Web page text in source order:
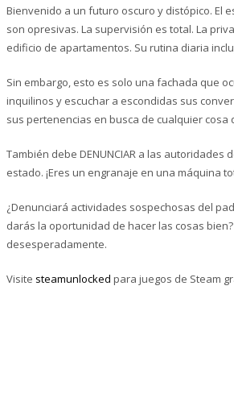
Bienvenido a un futuro oscuro y distópico. El
son opresivas. La supervisión es total. La
edificio de apartamentos. Su rutina diaria
Sin embargo, esto es solo una fachada que
inquilinos y escuchar a escondidas sus
sus pertenencias en busca de cualquier
También debe DENUNCIAR a las
estado. ¡Eres un engranaje en una máquina
¿Denunciará actividades sospechosas del
darás la oportunidad de hacer las cosas
desesperadamente.
Visite steamunlocked para juegos de Steam